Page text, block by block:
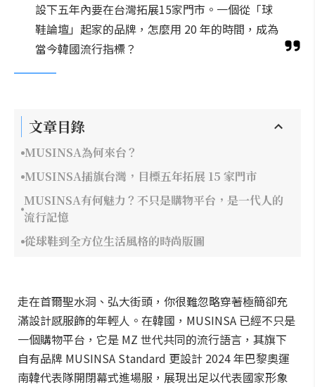
設下五年內要在台灣拓展15家門市。一個從「球
鞋論壇」起家的品牌，怎麼用 20 年的時間，成為
當今韓國流行指標？
文章目錄
MUSINSA為何來台？
MUSINSA插旗台灣，目標五年拓展 15 家門市
MUSINSA有何魅力？不只是購物平台，是一代人的
流行記憶
從球鞋到全方位生活風格的時尚版圖
走在首爾聖水洞、弘大街頭，你很難忽略穿著極簡卻充
滿設計感服飾的年輕人。在韓國，MUSINSA 已經不只是
一個購物平台，它是 MZ 世代共同的流行語言，其旗下
自有品牌 MUSINSA Standard 更設計 2024 年巴黎奧運
南韓代表隊開閉幕式進場服，展現出足以代表國家形象